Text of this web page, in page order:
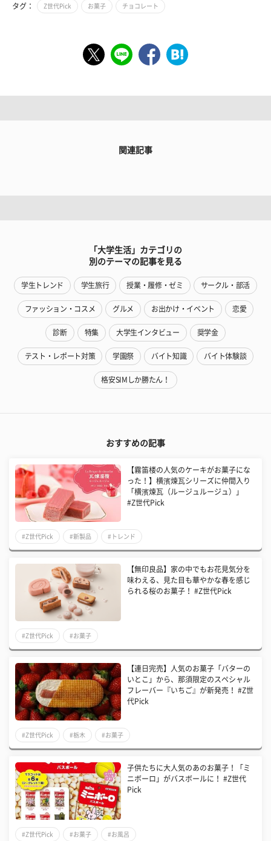
タグ： Z世代Pick お菓子 チョコレート
関連記事
「大学生活」カテゴリの
別のテーマの記事を見る
学生トレンド 学生旅行 授業・履修・ゼミ サークル・部活
ファッション・コスメ グルメ お出かけ・イベント 恋愛
診断 特集 大学生インタビュー 奨学金
テスト・レポート対策 学園祭 バイト知識 バイト体験談
格安SIMしか勝たん！
おすすめの記事
【霧笛楼の人気のケーキがお菓子にな
った！】横濱煉瓦シリーズに仲間入り
「横濱煉瓦（ルージュルージュ）」
#Z世代Pick
#Z世代Pick #新製品 #トレンド
【無印良品】家の中でもお花見気分を
味わえる、見た目も華やかな春を感じ
られる桜のお菓子！ #Z世代Pick
#Z世代Pick #お菓子
【連日完売】人気のお菓子「バターの
いとこ」から、那須限定のスペシャル
フレーバー『いちご』が新発売！ #Z世
代Pick
#Z世代Pick #栃木 #お菓子
子供たちに大人気のあのお菓子！「ミ
ニボーロ」がバスボールに！ #Z世代
Pick
#Z世代Pick #お菓子 #お風呂